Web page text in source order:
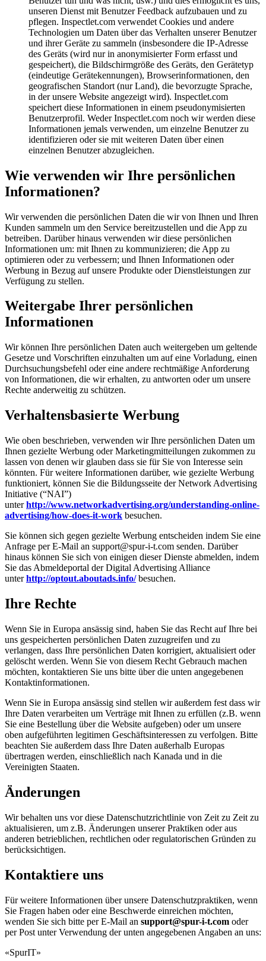
unseren Dienst mit Benutzer Feedback aufzubauen und zu
pflegen. Inspectlet.com verwendet Cookies und andere
Technologien um Daten über das Verhalten unserer Benutzer
und ihrer Geräte zu sammeln (insbesondere die IP-Adresse
des Geräts (wird nur in anonymisierter Form erfasst und
gespeichert), die Bildschirmgröße des Geräts, den Gerätetyp
(eindeutige Gerätekennungen), Browserinformationen, den
geografischen Standort (nur Land), die bevorzugte Sprache,
in der unsere Website angezeigt wird). Inspectlet.com
speichert diese Informationen in einem pseudonymisierten
Benutzerprofil. Weder Inspectlet.com noch wir werden diese
Informationen jemals verwenden, um einzelne Benutzer zu
identifizieren oder sie mit weiteren Daten über einen
einzelnen Benutzer abzugleichen.
Wie verwenden wir Ihre persönlichen
Informationen?
Wir verwenden die persönlichen Daten die wir von Ihnen und Ihren
Kunden sammeln um den Service bereitzustellen und die App zu
betreiben. Darüber hinaus verwenden wir diese persönlichen
Informationen um: mit Ihnen zu kommunizieren; die App zu
optimieren oder zu verbessern; und Ihnen Informationen oder
Werbung in Bezug auf unsere Produkte oder Dienstleistungen zur
Verfügung zu stellen.
Weitergabe Ihrer persönlichen
Informationen
Wir können Ihre persönlichen Daten auch weitergeben um geltende
Gesetze und Vorschriften einzuhalten um auf eine Vorladung, einen
Durchsuchungsbefehl oder eine andere rechtmäßige Anforderung
von Informationen, die wir erhalten, zu antworten oder um unsere
Rechte anderweitig zu schützen.
Verhaltensbasierte Werbung
Wie oben beschrieben, verwenden wir Ihre persönlichen Daten um
Ihnen gezielte Werbung oder Marketingmitteilungen zukommen zu
lassen von denen wir glauben dass sie für Sie von Interesse sein
könnten. Für weitere Informationen darüber, wie gezielte Werbung
funktioniert, können Sie die Bildungsseite der Network Advertising
Initiative (“NAI”)
unterhttp://www.networkadvertising.org/understanding-online-
advertising/how-does-it-work besuchen.
Sie können sich gegen gezielte Werbung entscheiden indem Sie eine
Anfrage per E-Mail an support@spur-i-t.com senden. Darüber
hinaus können Sie sich von einigen dieser Dienste abmelden, indem
Sie das Abmeldeportal der Digital Advertising Alliance
unterhttp://optout.aboutads.info/besuchen.
Ihre Rechte
Wenn Sie in Europa ansässig sind, haben Sie das Recht auf Ihre bei
uns gespeicherten persönlichen Daten zuzugreifen und zu
verlangen, dass Ihre persönlichen Daten korrigiert, aktualisiert oder
gelöscht werden. Wenn Sie von diesem Recht Gebrauch machen
möchten, kontaktieren Sie uns bitte über die unten angegebenen
Kontaktinformationen.
Wenn Sie in Europa ansässig sind stellen wir außerdem fest dass wir
Ihre Daten verarbeiten um Verträge mit Ihnen zu erfüllen (z.B. wenn
Sie eine Bestellung über die Website aufgeben) oder um unsere
oben aufgeführten legitimen Geschäftsinteressen zu verfolgen. Bitte
beachten Sie außerdem dass Ihre Daten außerhalb Europas
übertragen werden, einschließlich nach Kanada und in die
Vereinigten Staaten.
Änderungen
Wir behalten uns vor diese Datenschutzrichtlinie von Zeit zu Zeit zu
aktualisieren, um z.B. Änderungen unserer Praktiken oder aus
anderen betrieblichen, rechtlichen oder regulatorischen Gründen zu
berücksichtigen.
Kontaktiere uns
Für weitere Informationen über unsere Datenschutzpraktiken, wenn
Sie Fragen haben oder eine Beschwerde einreichen möchten,
wenden Sie sich bitte per E-Mail an support@spur-i-t.com oder
per Post unter Verwendung der unten angegebenen Angaben an uns:
«SpurIT»